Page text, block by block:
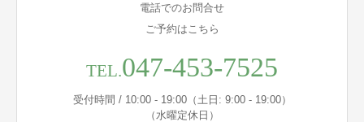
電話でのお問合せ
ご予約はこちら
TEL.047-453-7525
受付時間 / 10:00 - 19:00（土日: 9:00 - 19:00）
（水曜定休日）